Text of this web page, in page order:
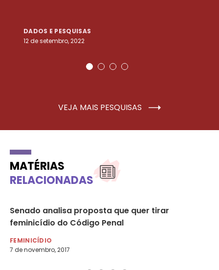
DADOS E PESQUISAS
12 de setembro, 2022
VEJA MAIS PESQUISAS
MATÉRIAS
RELACIONADAS
Senado analisa proposta que quer tirar
feminicídio do Código Penal
FEMINICÍDIO
7 de novembro, 2017